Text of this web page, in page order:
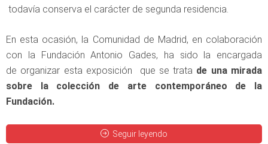
todavía conserva el carácter de segunda residencia.
En esta ocasión, la Comunidad de Madrid, en colaboración
con la Fundación Antonio Gades, ha sido la encargada
de organizar esta exposición que se trata de una mirada
sobre la colección de arte contemporáneo de la
Fundación.
Seguir leyendo